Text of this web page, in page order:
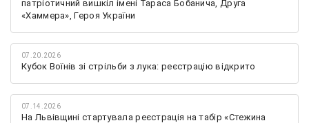
патріотичний вишкіл імені Тараса Бобанича, Друга
«Хаммера», Героя України
07.20.2026
Кубок Воїнів зі стрільби з лука: реєстрацію відкрито
07.14.2026
На Львівщині стартувала реєстрація на табір «Стежина